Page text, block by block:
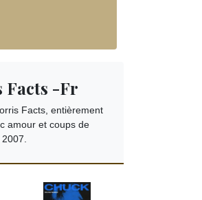
Facts -Fr
Facts, entièrement
amour et coups de